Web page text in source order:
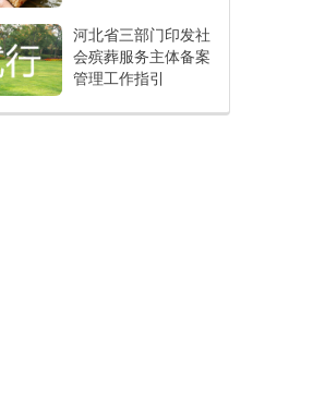
河北省三部门印发社
会殡葬服务主体备案
管理工作指引